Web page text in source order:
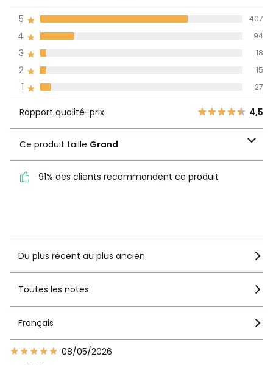
de moyenne
obtenue sur
1 27
3
4,5
91% des clients
1 27
2 15
3 18
4 94
5 407
Rapport qualité-prix 4,5
Ce produit taille Grand
91% des clients recommandent ce produit
Du plus récent au plus ancien
Toutes les notes
Français
08/05/2026